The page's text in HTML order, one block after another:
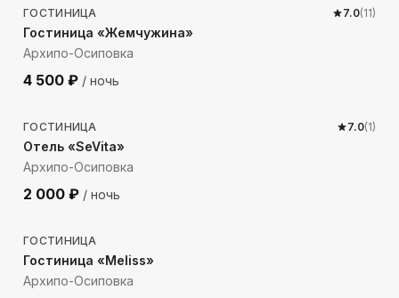
ГОСТИНИЦА 7.0(11)
Гостиница «Жемчужина»
Архипо-Осиповка
4 500 ₽ / ночь
1707 м до моря
ГОСТИНИЦА 7.0(1)
Отель «SeVita»
Архипо-Осиповка
2 000 ₽ / ночь
213 м до моря
ГОСТИНИЦА
Гостиница «Meliss»
Архипо-Осиповка